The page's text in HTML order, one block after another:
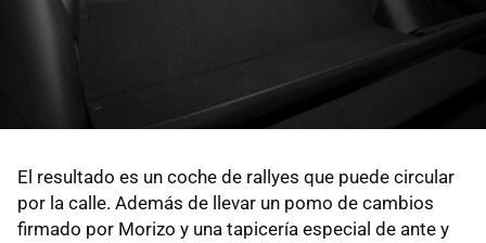
El resultado es un coche de rallyes que puede circular
por la calle. Además de llevar un pomo de cambios
firmado por Morizo y una tapicería especial de ante y